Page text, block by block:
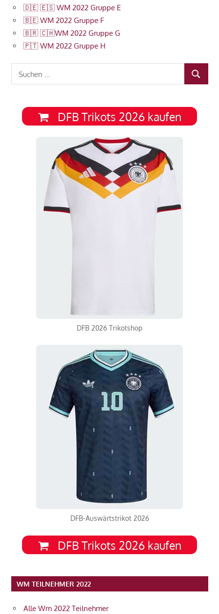
🇩🇪 🇪🇸 WM 2022 Gruppe E
🇧🇪 WM 2022 Gruppe F
🇧🇷 🇨🇭WM 2022 Gruppe G
🇵🇹 WM 2022 Gruppe H
nach:
SUCHEN
DFB Trikots 2026 kaufen
DFB 2026 Trikotshop
DFB-Auswärtstrikot 2026
DFB Trikots 2026 kaufen
WM TEILNEHMER 2022
Alle Wm 2022 Teilnehmer